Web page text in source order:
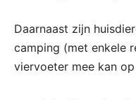
Daarnaast zijn
camping (met enkele
viervoeter mee kan